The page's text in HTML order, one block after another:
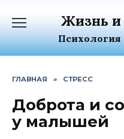
содержанию
Жизнь и
ГЛАВНАЯ » СТРЕСС
Доброта и
у малышей